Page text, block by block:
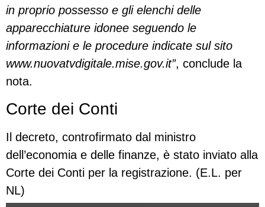
in proprio possesso e gli elenchi delle
apparecchiature idonee seguendo le
informazioni e le procedure indicate sul sito
www.nuovatvdigitale.mise.gov.it”, conclude la
nota.
Corte dei Conti
Il decreto, controfirmato dal ministro
dell’economia e delle finanze, è stato inviato alla
Corte dei Conti per la registrazione. (E.L. per
NL)